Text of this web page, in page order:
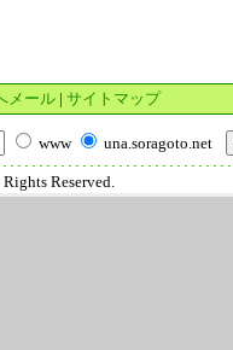
メール | サイトマップ
www una.soragoto.net
Reserved.